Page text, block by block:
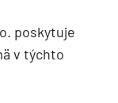
poskytuje
v týchto